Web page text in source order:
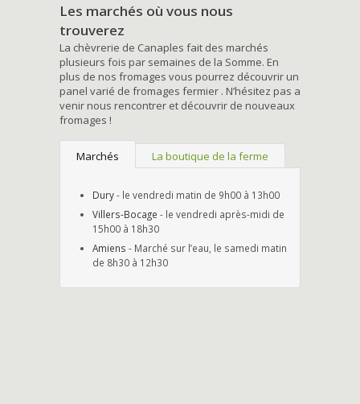
Les marchés où vous nous
trouverez
La chèvrerie de Canaples fait des marchés
plusieurs fois par semaines de la Somme. En
plus de nos fromages vous pourrez découvrir un
panel varié de fromages fermier . N’hésitez pas a
venir nous rencontrer et découvrir de nouveaux
fromages !
Marchés La boutique de la ferme
Dury- le vendredi matin de 9h00 à 13h00
Villers-Bocage - le vendredi après-midi de
15h00 à 18h30
Amiens - Marché sur l’eau, le samedi matin
de 8h30 à 12h30